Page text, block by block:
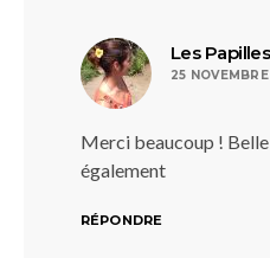
Les
25
Merci beaucoup !
également
RÉPONDRE